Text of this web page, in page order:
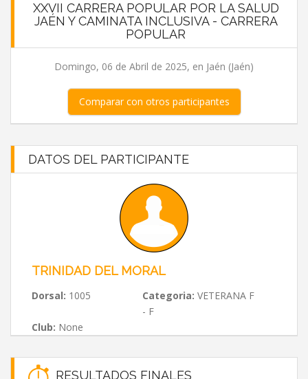
XXVII CARRERA POPULAR POR LA SALUD
JAÉN Y CAMINATA INCLUSIVA - CARRERA
POPULAR
Domingo, 06 de Abril de 2025, en Jaén (Jaén)
Comparar con otros participantes
DATOS DEL PARTICIPANTE
TRINIDAD DEL MORAL
Dorsal: 1005 Categoria: VETERANA F
- F
Club: None
RESULTADOS FINALES